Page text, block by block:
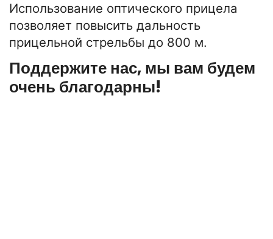
Использование оптического прицела
позволяет повысить дальность
прицельной стрельбы до 800 м.
Поддержите нас, мы вам будем
очень благодарны!